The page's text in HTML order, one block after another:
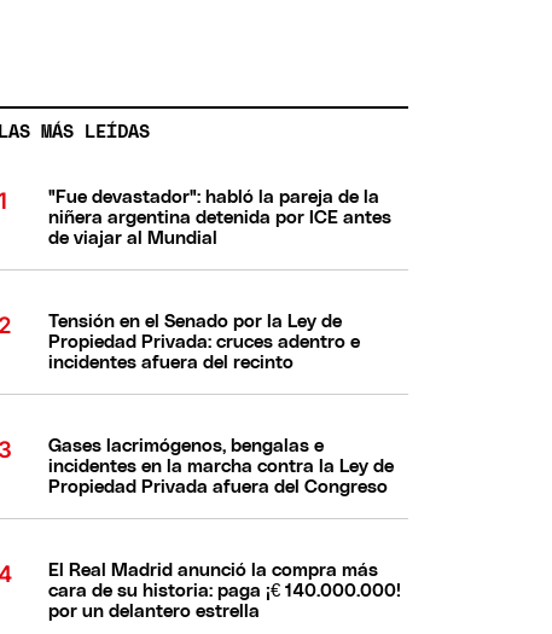
LAS MÁS LEÍDAS
"Fue devastador": habló la pareja de la
niñera argentina detenida por ICE antes
de viajar al Mundial
Tensión en el Senado por la Ley de
Propiedad Privada: cruces adentro e
incidentes afuera del recinto
Gases lacrimógenos, bengalas e
incidentes en la marcha contra la Ley de
Propiedad Privada afuera del Congreso
El Real Madrid anunció la compra más
cara de su historia: paga ¡€ 140.000.000!
por un delantero estrella